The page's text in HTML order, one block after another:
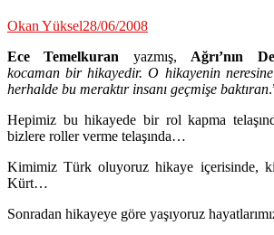
Okan Yüksel28/06/2008
Ece Temelkuran yazmış, Ağrı’nın
kocaman bir hikayedir. O hikayenin neresine
herhalde bu meraktır insanı geçmişe baktıran
Hepimiz bu hikayede bir rol kapma
bizlere roller verme telaşında…
Kimimiz Türk oluyoruz hikaye içerisinde,
Kürt…
Sonradan hikayeye göre yaşıyoruz